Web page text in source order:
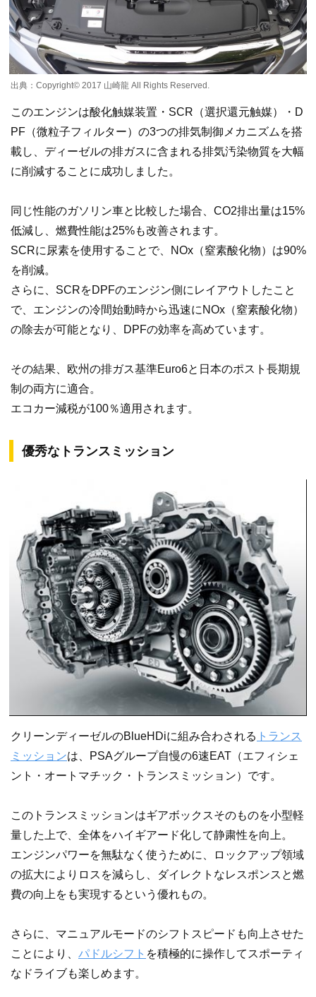
出典：Copyright©️ 2017 山崎龍 All Rights Reserved.
このエンジンは酸化触媒装置・SCR（選択還元触媒）・D
PF（微粒子フィルター）の3つの排気制御メカニズムを搭
載し、ディーゼルの排ガスに含まれる排気汚染物質を大幅
に削減することに成功しました。
同じ性能のガソリン車と比較した場合、CO2排出量は15%
低減し、燃費性能は25%も改善されます。
SCRに尿素を使用することで、NOx（窒素酸化物）は90%
を削減。
さらに、SCRをDPFのエンジン側にレイアウトしたこと
で、エンジンの冷間始動時から迅速にNOx（窒素酸化物）
の除去が可能となり、DPFの効率を高めています。
その結果、欧州の排ガス基準Euro6と日本のポスト長期規
制の両方に適合。
エコカー減税が100％適用されます。
優秀なトランスミッション
クリーンディーゼルのBlueHDiに組み合わされる トランス
ミッションは、PSAグループ自慢の6速EAT（エフィシェ
ント・オートマチック・トランスミッション）です。
このトランスミッションはギアボックスそのものを小型軽
量した上で、全体をハイギアード化して静粛性を向上。
エンジンパワーを無駄なく使うために、ロックアップ領域
の拡大によりロスを減らし、ダイレクトなレスポンスと燃
費の向上をも実現するという優れもの。
さらに、マニュアルモードのシフトスピードも向上させた
ことにより、 パドルシフト を積極的に操作してスポーティ
なドライブも楽しめます。